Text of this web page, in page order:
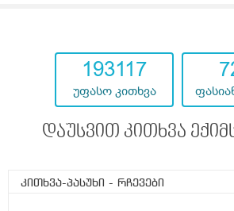
193117
უფასო კითხვა
დაუსვით კითხვა
კითხვა-პასუხი - რჩევები